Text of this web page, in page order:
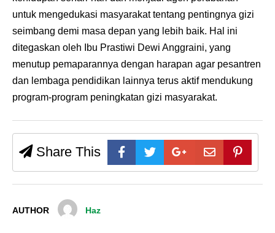
untuk mengedukasi masyarakat tentang pentingnya gizi
seimbang demi masa depan yang lebih baik. Hal ini
ditegaskan oleh Ibu Prastiwi Dewi Anggraini, yang
menutup pemaparannya dengan harapan agar pesantren
dan lembaga pendidikan lainnya terus aktif mendukung
program-program peningkatan gizi masyarakat.
Share This
AUTHOR Haz